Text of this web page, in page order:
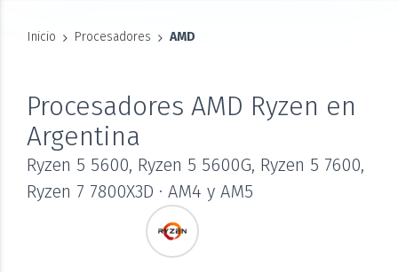
Inicio Procesadores AMD
Procesadores AMD Ryzen en
Argentina
Ryzen 5 5600, Ryzen 5 5600G, Ryzen 5 7600,
Ryzen 7 7800X3D · AM4 y AM5